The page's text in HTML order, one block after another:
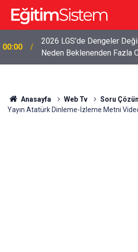
00:00
2026 LGS’de Dengeler
Neden Beklenenden Fazla
Anasayfa Web Tv Soru
Yayın Atatürk Dinleme-İzleme Metni